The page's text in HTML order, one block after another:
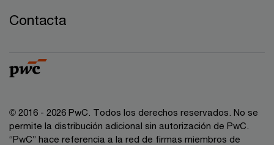
Contacta
© 2016 - 2026 PwC. Todos los derechos reservados. No se
permite la distribución adicional sin autorización de PwC.
“PwC” hace referencia a la red de firmas miembros de